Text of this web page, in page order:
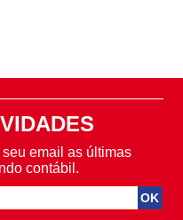
email as últimas
contábil.